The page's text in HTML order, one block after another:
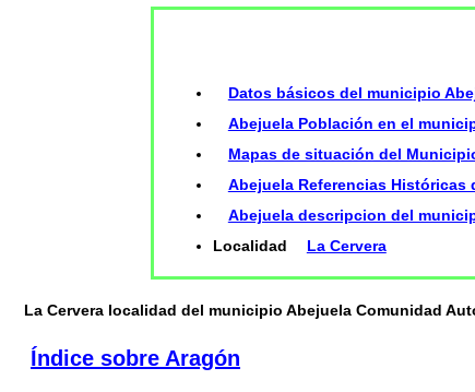
Datos básicos del municipio
Abejuela Población en el
Mapas de situación del
Abejuela Referencias Históricas
Abejuela descripcion del
Localidad
La Cervera
La Cervera localidad del municipio Abejuela Comunidad
Índice sobre Aragón